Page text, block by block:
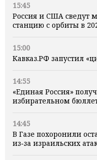
15:45
Россия и США сведут
станцию с орбиты в
15:00
Кавказ.РФ запустил
14:55
«Единая Россия»
избирательном
14:45
В Газе похоронили
из‑за израильских